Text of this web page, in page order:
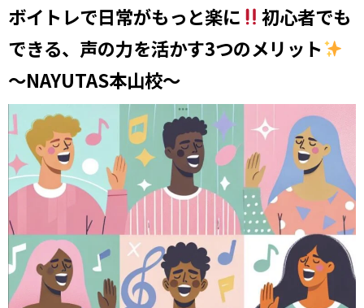
ボイトレで日常がもっと楽に
初心者でも
できる、声の力を活かす3つのメリット
〜NAYUTAS本山校〜